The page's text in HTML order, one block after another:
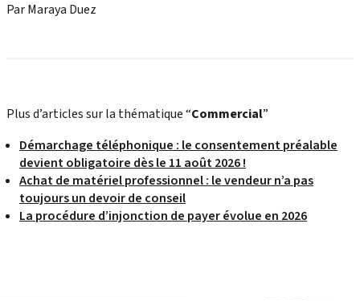
Par Maraya Duez
Plus d’articles sur la thématique “Commercial”
Démarchage téléphonique : le consentement préalable
devient obligatoire dès le 11 août 2026 !
Achat de matériel professionnel : le vendeur n’a pas
toujours un devoir de conseil
La procédure d’injonction de payer évolue en 2026